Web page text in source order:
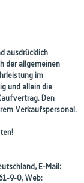
ausdrücklich
der allgemeinen
im
und allein die
Den
Verkaufspersonal.
E-Mail:
9-0, Web: